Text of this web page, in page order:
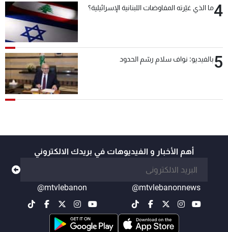
4ما الذي غيّرته المفاوضات اللبنانية الإسرائيلية؟
5بالفيديو: نواف سلام رسّم الحدود
أهم الأخبار و الفيديوهات في بريدك الالكتروني
@mtvlebanonnews
@mtvlebanon